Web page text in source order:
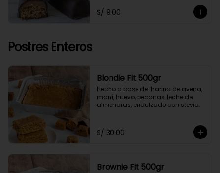
S/ 9.00
Postres Enteros
Blondie Fit 500gr
Hecho a base de  harina de avena,
maní, huevo, pecanas, leche de
almendras, endulzado con stevia.
S/ 30.00
Brownie Fit 500gr